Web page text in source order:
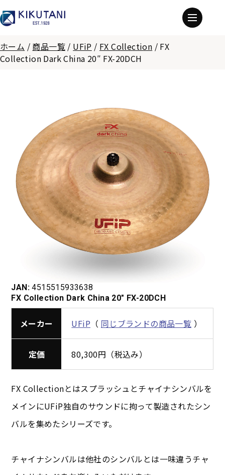
ホーム / 商品一覧 / UFiP / FX Collection / FX
Collection Dark China 20″ FX-20DCH
JAN: 4515515933638
FX Collection Dark China 20″ FX-20DCH
メーカー UFiP （ 同じブランドの商品一覧 ）
定価 80,300円（税込み）
FX Collectionとはスプラッシュとチャイナシンバルを
メインにUFiP独自のサウンドに拘って製造されたシン
バルを集めたシリーズです。
チャイナシンバルは他社のシンバルとは一味違うチャ